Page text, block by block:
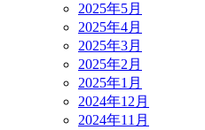
2025年5月
2025年4月
2025年3月
2025年2月
2025年1月
2024年12月
2024年11月